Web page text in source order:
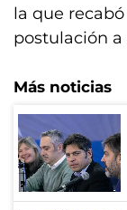
la que
postulación a
Más noticias